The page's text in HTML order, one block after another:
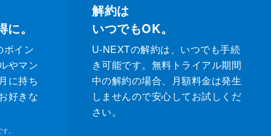
。
ポイン
やマン
に持ち
好きな
。
解約は
いつでもOK。
U-NEXTの解約は、いつでも手続
き可能です。無料トライアル期間
中の解約の場合、月額料金は発生
しませんので安心してお試しくだ
さい。